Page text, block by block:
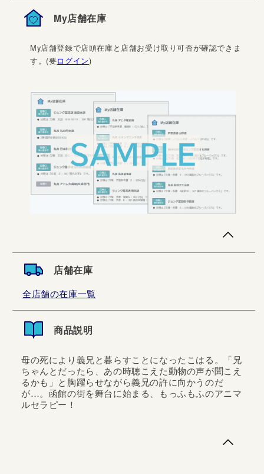
My店舗在庫
My店舗登録で店頭在庫と店舗お受け取り可否が確認できま
す。(要ログイン)
店舗在庫
全店舗の在庫一覧
商品説明
母の死により義兄と暮らすことになったこはる。「兄
ちゃんとだったら、あの時聴こえた動物の声が聞こえ
るかも」と胸躍らせながら義兄の許に向かうのだ
が…。函館の街を舞台に始まる、もっふもふのアニマ
ルセラピー！